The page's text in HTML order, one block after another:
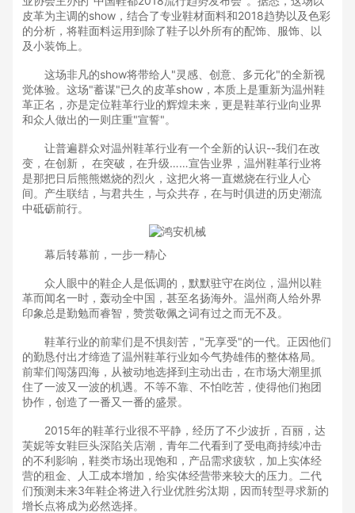
皮革为主调的show，结合了专业鞋材面料和2018趋势以及色彩
的分析，将鞋面料运用到除了鞋子以外所有的配饰、服饰、以
及小装饰上。
这场非凡的show将带给人"灵感、创意、多元化"的全新视
觉体验。这场"蓄谋"已久的皮革show，本质上是重新为温州鞋
革正名，亦是定位鞋革行业的辉煌未来，更是鞋革行业向业界
和众人做出的一则庄重"宣誓"。
让普遍群众对温州鞋革行业有一个全新的认识--我们在改
变，在创新， 在突破，在升级……宣告业界，温州鞋革行业将
是那把日后熊熊燃烧的烈火，这把火将一直燃烧在行业人心
间。产生联结，与君共生，与众共存，在与时俱进的历史潮流
中砥砺前行。
幕后转幕前，一步一精心
众人眼中的鞋企人是低调的，默默驻守在岗位，温州以鞋
革而闻名一时，轰动全中国，甚至名扬海外。温州商人给外界
印象总是勤勉而睿智，赞赏敬佩之词有过之而无不及。
鞋革行业的前辈们是不惧刻苦，"无享受"的一代。正因他们
的勤恳付出才缔造了温州鞋革行业如今气势雄伟的整体格局。
前辈们闯荡四海，从被动地选择到主动出击，在市场大潮里抓
住了一波又一波的机遇。不等不靠、不怕吃苦，使得他们抱团
协作，创造了一番又一番的盛景。
2015年的鞋革行业很不平静，经历了不少波折，百丽，达
芙妮等女鞋巨头深陷关店潮，青年二代看到了受电商持续冲击
的不利影响，鞋类市场出现饱和，产品需求疲软，加上实体经
营的租金、人工成本增加，给实体经营带来较大的压力。二代
们预测未来3年鞋企将进入行业优胜劣汰期，因而转型寻求新的
增长点将成为必然选择。